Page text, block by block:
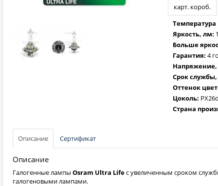
карт. короб.
Температура
Яркость, лм:
Больше
Гарантия: 4
Срок
Оттенок
Цоколь:
Страна
Описание Сертификат
Описание
Галогенные лампы Osram Ultra Lifeс увеличенным сроком
галогеновыми лампами.